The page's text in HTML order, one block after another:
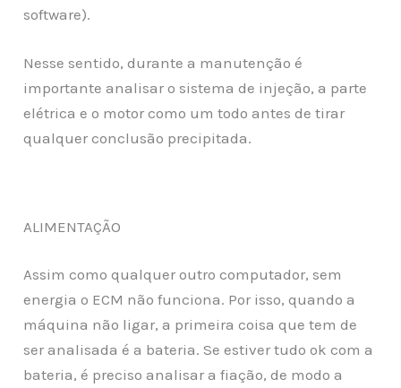
software).
Nesse sentido, durante a manutenção é
importante analisar o sistema de injeção, a parte
elétrica e o motor como um todo antes de tirar
qualquer conclusão precipitada.
ALIMENTAÇÃO
Assim como qualquer outro computador, sem
energia o ECM não funciona. Por isso, quando a
máquina não ligar, a primeira coisa que tem de
ser analisada é a bateria. Se estiver tudo ok com a
bateria, é preciso analisar a fiação, de modo a